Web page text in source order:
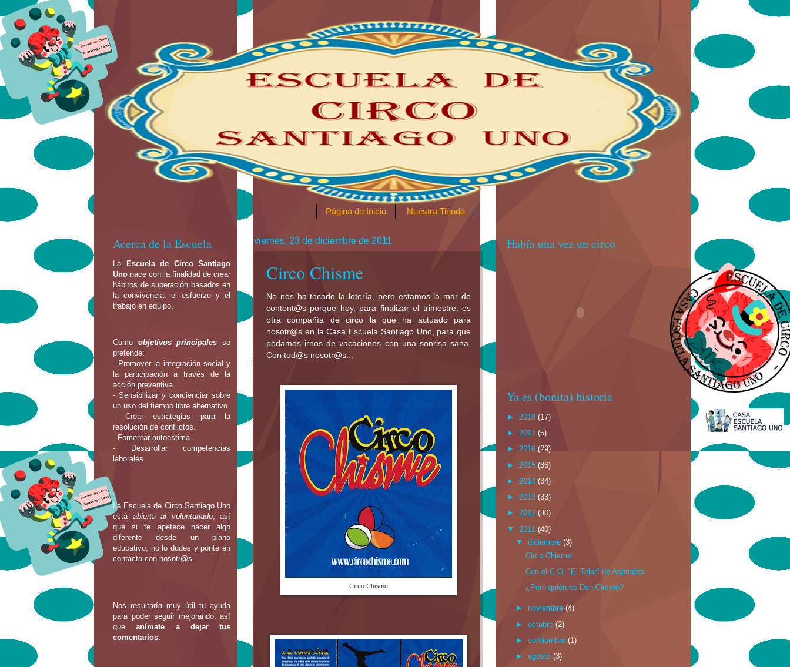
Página de Inicio Nuestra Tienda
viernes, 23 de diciembre de 2011
Circo Chisme
No nos ha tocado la lotería, pero estamos la mar de
content@s porque hoy, para finalizar el trimestre, es
otra compañía de circo la que ha actuado para
nosotr@s en la Casa Escuela Santiago Uno, para que
podamos irnos de vacaciones con una sonrisa sana.
Con tod@s nosotr@s...
Circo Chisme
Acerca de la Escuela
La
Escuela de Circo Santiago
Uno nace con la finalidad de crear
hábitos de superación basados en
la convivencia, el esfuerzo y el
trabajo en equipo.
Como objetivos principales se
pretende:
- Promover la integración social y
la participación a través de la
acción preventiva.
- Sensibilizar y concienciar sobre
un uso del tiempo libre alternativo.
- Crear estrategias para la
resolución de conflictos.
- Fomentar autoestima.
- Desarrollar competencias
laborales.
La Escuela de Circo Santiago Uno
está abierta al voluntariado, así
que si te apetece hacer algo
diferente desde un plano
educativo, no lo dudes y ponte en
contacto con nosotr@s.
Nos resultaría muy útil tu ayuda
para poder seguir mejorando, así
queanímate a dejar tus
comentarios
Había una vez un circo
Ya es (bonita) historia
► 2018 (17)
► 2017 (5)
► 2016 (29)
► 2015 (36)
► 2014 (34)
► 2013 (33)
► 2012 (30)
▼ 2011 (40)
▼diciembre(3)
Circo Chisme
Con el C.O. "El Telar" de Asprodes
¿Pero quién es Don Circote?
► noviembre(4)
►octubre(2)
►septiembre(1)
►agosto(3)